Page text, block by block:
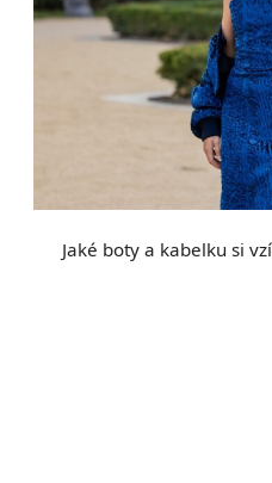
Jaké boty a kabelku si